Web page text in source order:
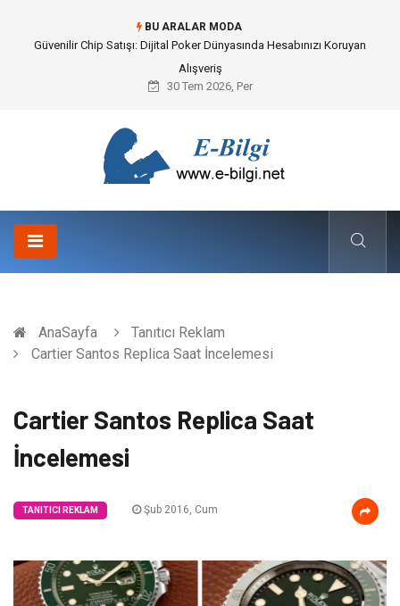
BU ARALAR MODA
Bahçe Çiti Kültürü ve Modern Peyzaj Mimarisindeki Hayati Rolü
30 Tem 2026, Per
AnaSayfa
Tanıtıcı Reklam
Cartier Santos Replica Saat İncelemesi
Cartier Santos Replica Saat
İncelemesi
TANITICI REKLAM Şub 2016, Cum